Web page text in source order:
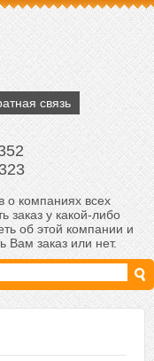
связь
о компаниях всех
заказ у какой-либо
об этой компании и
Вам заказ или нет.